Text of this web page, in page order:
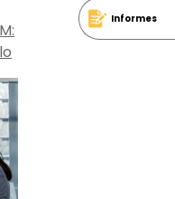
Informes